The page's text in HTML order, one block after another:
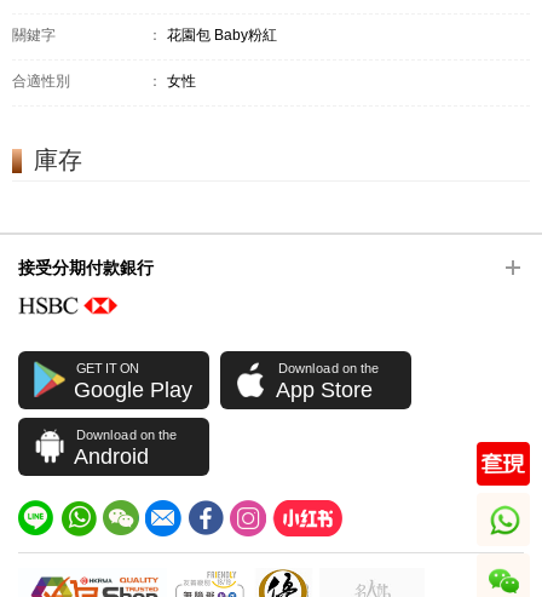
關鍵字 ： 花園包 Baby粉紅
合適性別 ： 女性
庫存
接受分期付款銀行
GET IT ON
Google Play
Download on the
App Store
Download on the
Android
whatsapp